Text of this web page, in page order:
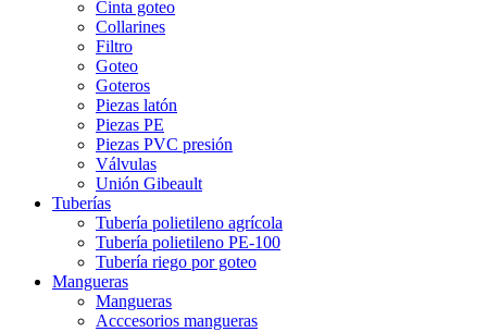
Cinta goteo
Collarines
Filtro
Goteo
Goteros
Piezas latón
Piezas PE
Piezas PVC presión
Válvulas
Unión Gibeault
Tuberías
Tubería polietileno agrícola
Tubería polietileno PE-100
Tubería riego por goteo
Mangueras
Mangueras
Acccesorios mangueras